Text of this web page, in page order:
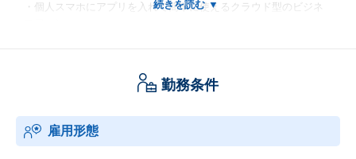
・個人スマホにアプリを入れて簡単に使えるクラウド型のビジネ
・管理画面で、電話の様々なく設定も簡単に実施可能
- ダッシュボード（通話統計情報）
■トビラフォン Biz（https://tobilaphone.com/biz/gw/)
勤務条件
雇用形態